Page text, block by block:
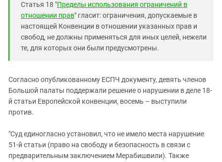
Южная Осетия
Южный Кавказ
ЮФО
Статья 18 "Пределы использования ограничений в
отношении прав" гласит: ограничения, допускаемые в
настоящей Конвенции в отношении указанных прав и
свобод, не должны применяться для иных целей, нежели
те, для которых они были предусмотрены.
Согласно опубликованному ЕСПЧ документу, девять членов
Большой палаты поддержали решение о нарушении в деле 18-
й статьи Европейской конвенции, восемь – выступили
против.
"Суд единогласно установил, что не имело места нарушение
51-й статьи (право на свободу и безопасность в связи с
предварительным заключением Мерабишвили). Также